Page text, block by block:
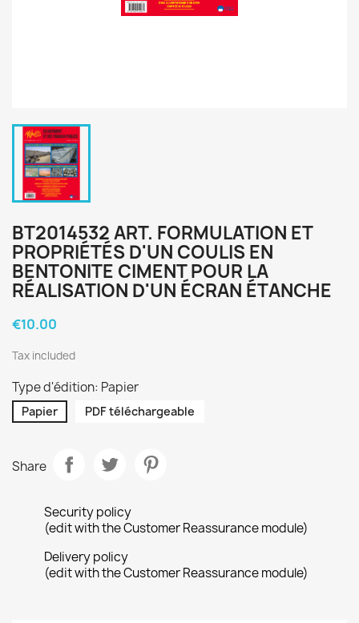
BT2014532 ART. FORMULATION ET
PROPRIÉTÉS D'UN COULIS EN
BENTONITE CIMENT POUR LA
RÉALISATION D'UN ÉCRAN ÉTANCHE
€10.00
Tax included
Type d'édition: Papier
Papier PDF téléchargeable
Share
Security policy
(edit with the Customer Reassurance module)
Delivery policy
(edit with the Customer Reassurance module)